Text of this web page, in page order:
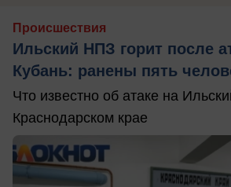
Происшествия
Ильский НПЗ горит после
Кубань: ранены пять
Что известно об атаке на
Краснодарском крае